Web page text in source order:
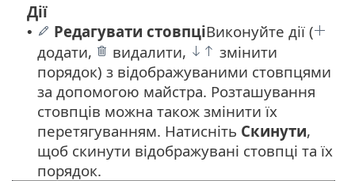
Дії
• Редагувати стовпціВиконуйте дії (
додати,
видалити,
змінити
порядок) з відображуваними стовпцями
за допомогою майстра. Розташування
стовпців можна також змінити їх
перетягуванням. Натисніть Скинути,
щоб скинути відображувані стовпці та їх
порядок.